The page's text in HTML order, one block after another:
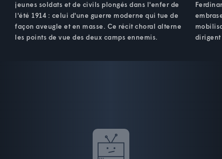
jeunes soldats et de civils plongés dans l'enfer de
l'été 1914 : celui d'une guerre moderne qui tue de
façon aveugle et en masse. Ce récit choral alterne
les points de vue des deux camps ennemis.
dirigent